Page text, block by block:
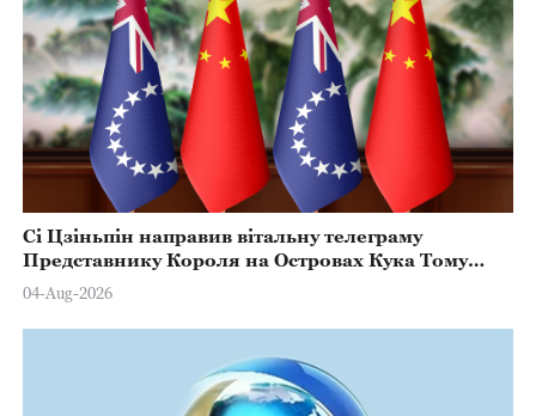
Сі Цзіньпін направив вітальну телеграму
Представнику Короля на Островах Кука Тому
Марстерсу з нагоди Дня Конституції
04-Aug-2026